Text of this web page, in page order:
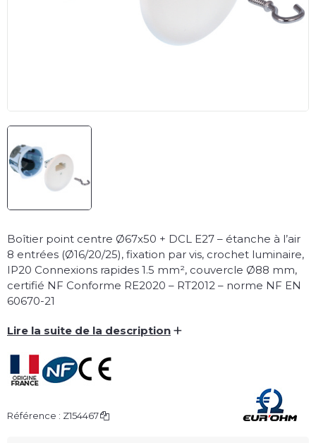
Boîtier point centre Ø67x50 + DCL E27 – étanche à l’air
8 entrées (Ø16/20/25), fixation par vis, crochet luminaire,
IP20 Connexions rapides 1.5 mm², couvercle Ø88 mm,
certifié NF Conforme RE2020 – RT2012 – norme NF EN
60670-21
Lire la suite de la description +
Référence : Z154467